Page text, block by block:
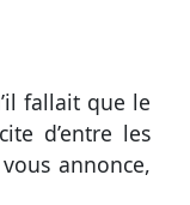
fallait que le
d’entre les
annonce,